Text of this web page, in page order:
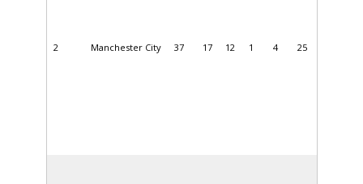
2 Manchester City 37 17 12 1 4 25